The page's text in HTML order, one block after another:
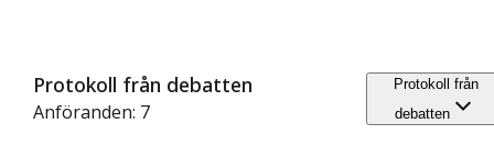
Protokoll från debatten
Anföranden: 7
Protokoll från
debatten